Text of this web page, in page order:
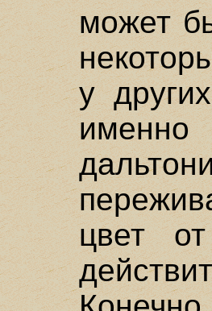
может
у
цвет